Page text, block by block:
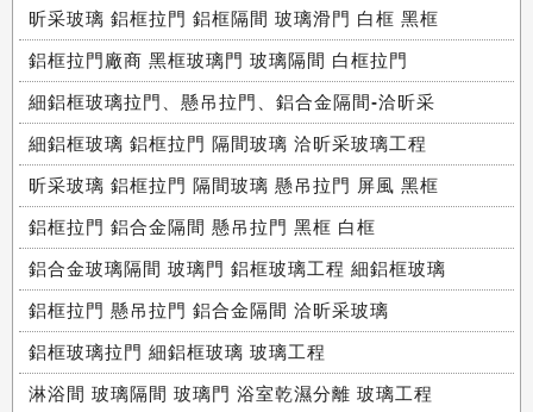
昕采玻璃 鋁框拉門 鋁框隔間 玻璃滑門 白框 黑框
鋁框拉門廠商 黑框玻璃門 玻璃隔間 白框拉門
細鋁框玻璃拉門、懸吊拉門、鋁合金隔間-洽昕采
細鋁框玻璃 鋁框拉門 隔間玻璃 洽昕采玻璃工程
昕采玻璃 鋁框拉門 隔間玻璃 懸吊拉門 屏風 黑框
鋁框拉門 鋁合金隔間 懸吊拉門 黑框 白框
鋁合金玻璃隔間 玻璃門 鋁框玻璃工程 細鋁框玻璃
鋁框拉門 懸吊拉門 鋁合金隔間 洽昕采玻璃
鋁框玻璃拉門 細鋁框玻璃 玻璃工程
淋浴間 玻璃隔間 玻璃門 浴室乾濕分離 玻璃工程